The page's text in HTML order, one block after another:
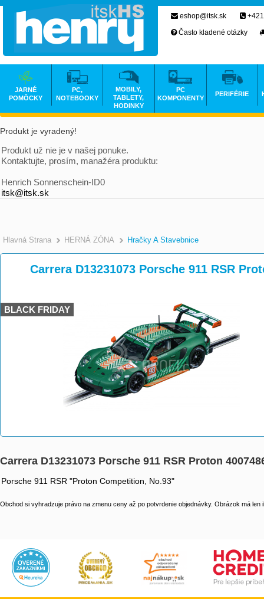
Produkt je vyradený!
Produkt už nie je v našej ponuke.
Kontaktujte, prosím, manažéra produktu:
Henrich Sonnenschein-ID0
itsk@itsk.sk
Hlavná Strana >
HERNÁ ZÓNA >
Hračky A Stavebnice
Carrera D13231073 Porsche 911 RSR
BLACK FRIDAY
Carrera D13231073 Porsche 911 RSR Proton
Porsche 911 RSR "Proton Competition, No.93"
Obchod si vyhradzuje právo na zmenu ceny až po potvrdenie objednávky. Obrázok má len
eshop@itsk.sk
Často kladené otázky
JARNÉ
POMÔCKY
PC,
NOTEBOOKY
MOBILY,
TABLETY,
HODINKY
PC
KOMPONENTY
PERIFÉRIE